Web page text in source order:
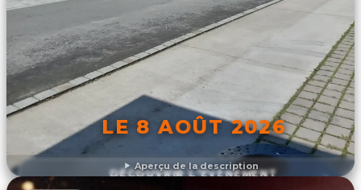
Aperçu de la description
LE 8 AOÛT 2026
DÉCOUVRIR L'ÉVÉNEMENT